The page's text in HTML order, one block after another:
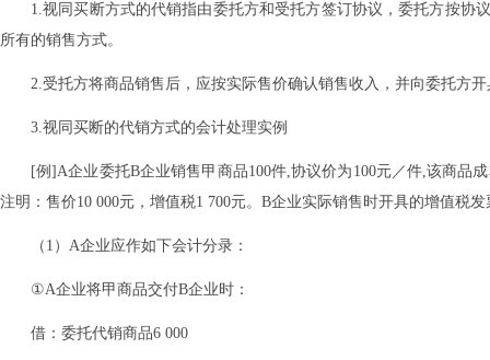
1.视同买断方式的代销指由委托方和受托方签订协议，委托方按协
所有的销售方式。
2.受托方将商品销售后，应按实际售价确认销售收入，并向委托方
3.视同买断的代销方式的会计处理实例
[例]A企业委托B企业销售甲商品100件,协议价为100元／件,该商品
注明：售价10 000元，增值税1 700元。B企业实际销售时开具的增值税
（1）A企业应作如下会计分录：
①A企业将甲商品交付B企业时：
借：委托代销商品6 000